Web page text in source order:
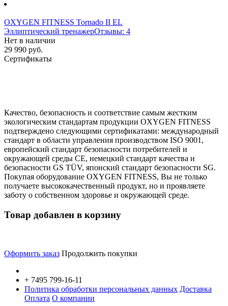
OXYGEN FITNESS Tornado II EL
Эллиптический тренажерОтзывы: 4
Нет в наличии
29 990 руб.
Сертификаты
Качество, безопасность и соответствие самым жестким
экологическим стандартам продукции OXYGEN FITNESS
подтверждено следующими сертификатами: международный
стандарт в области управления производством ISO 9001,
европейский стандарт безопасности потребителей и
окружающей среды CE, немецкий стандарт качества и
безопасности GS TÜV, японский стандарт безопасности SG.
Покупая оборудование OXYGEN FITNESS, Вы не только
получаете высококачественный продукт, но и проявляете
заботу о собственном здоровье и окружающей среде.
Товар добавлен в корзину
Оформить заказ Продолжить покупки
+ 7495 799-16-11
Политика обработки персональных данных Доставка
Оплата О компании